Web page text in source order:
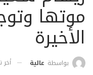
موتها
الأخيرة
بواسطة عالية